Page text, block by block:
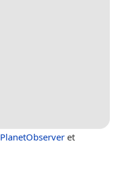
PlanetObserver et